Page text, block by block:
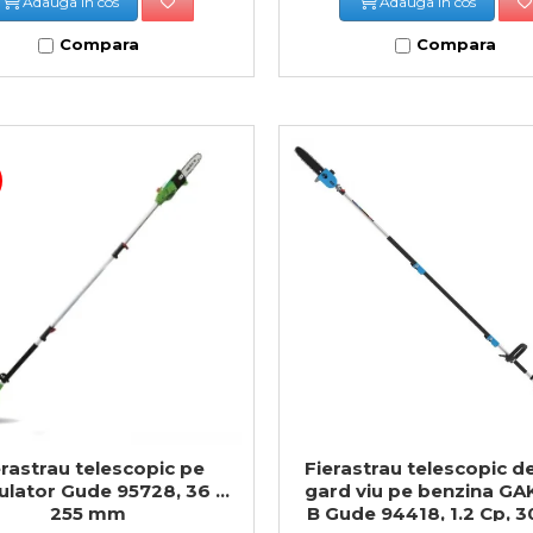
Compara Compara
telescopic pe
Gude 95728, 36 V,
255 mm
Fierastrau telescopic
gard viu pe benzina
B Gude 94418, 1.2 Cp,